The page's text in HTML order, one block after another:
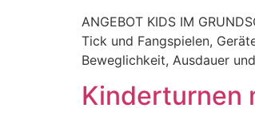
ANGEBOT KIDS IM
Tick und Fangspielen,
Beweglichkeit, Ausdauer
Kinderturnen